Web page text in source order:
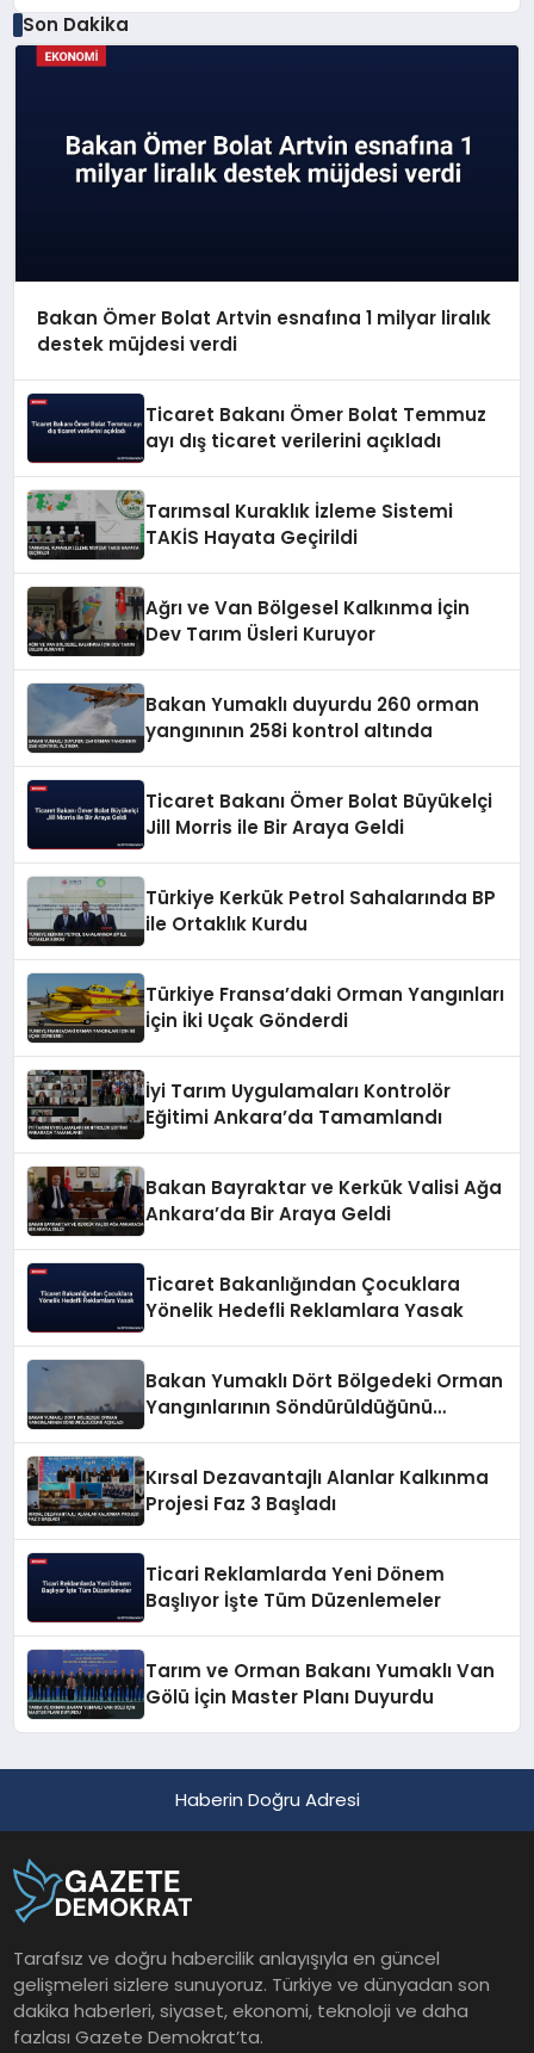
Son Dakika
Bakan Ömer Bolat Artvin esnafına 1 milyar liralık
destek müjdesi verdi
Ticaret Bakanı Ömer Bolat Temmuz
ayı dış ticaret verilerini açıkladı
Tarımsal Kuraklık İzleme Sistemi
TAKİS Hayata Geçirildi
Ağrı ve Van Bölgesel Kalkınma İçin
Dev Tarım Üsleri Kuruyor
Bakan Yumaklı duyurdu 260 orman
yangınının 258i kontrol altında
Ticaret Bakanı Ömer Bolat Büyükelçi
Jill Morris ile Bir Araya Geldi
Türkiye Kerkük Petrol Sahalarında BP
ile Ortaklık Kurdu
Türkiye Fransa’daki Orman Yangınları
İçin İki Uçak Gönderdi
İyi Tarım Uygulamaları Kontrolör
Eğitimi Ankara’da Tamamlandı
Bakan Bayraktar ve Kerkük Valisi Ağa
Ankara’da Bir Araya Geldi
Ticaret Bakanlığından Çocuklara
Yönelik Hedefli Reklamlara Yasak
Bakan Yumaklı Dört Bölgedeki Orman
Yangınlarının Söndürüldüğünü
Kırsal Dezavantajlı Alanlar Kalkınma
Projesi Faz 3 Başladı
Ticari Reklamlarda Yeni Dönem
Başlıyor İşte Tüm Düzenlemeler
Tarım ve Orman Bakanı Yumaklı Van
Gölü İçin Master Planı Duyurdu
Haberin Doğru Adresi
Tarafsız ve doğru habercilik anlayışıyla en güncel
gelişmeleri sizlere sunuyoruz. Türkiye ve dünyadan son
dakika haberleri, siyaset, ekonomi, teknoloji ve daha
fazlası Gazete Demokrat’ta.